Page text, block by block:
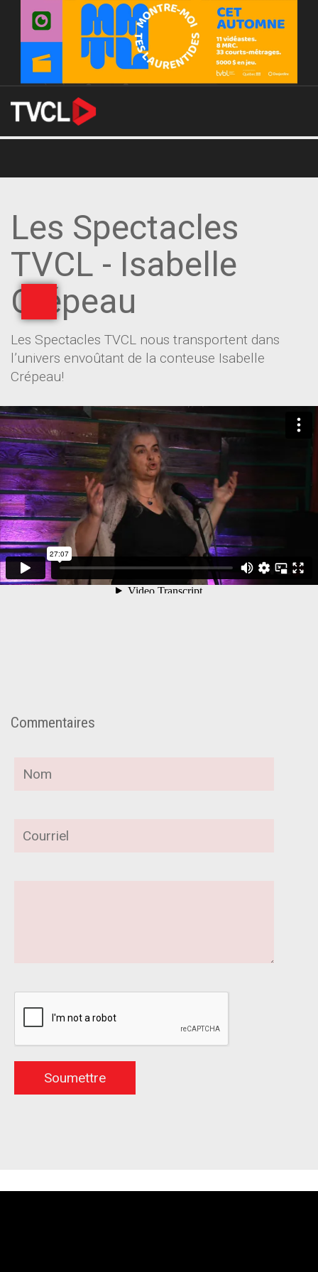
Les Spectacles
TVCL - Isabelle
Crépeau
Les Spectacles TVCL nous transportent dans
l’univers envoûtant de la conteuse Isabelle
Crépeau!
Commentaires